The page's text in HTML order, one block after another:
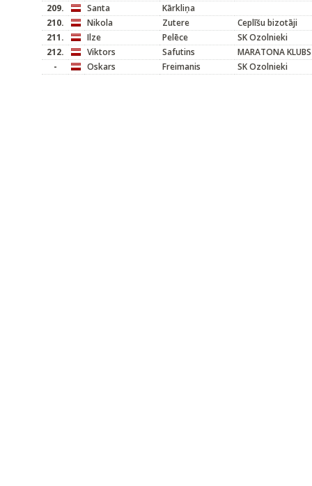
209.
Santa
Kārkliņa
210.
Nikola Zutere
Ceplīšu bizotāji
211.
Ilze Pelēce
SK Ozolnieki
212.
Viktors Safutins
MARATONA KLUBS
-
Oskars Freimanis SK Ozolnieki